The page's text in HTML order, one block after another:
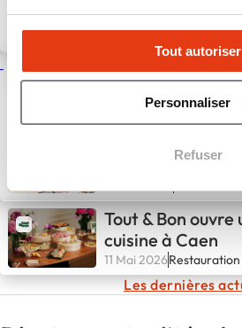
Tout autoriser
Personnaliser
Refuser
Conquête de
ambitions au
Tout & Bon ouvre
cuisine à Caen
11 Mai 2026Restauration
Les dernières